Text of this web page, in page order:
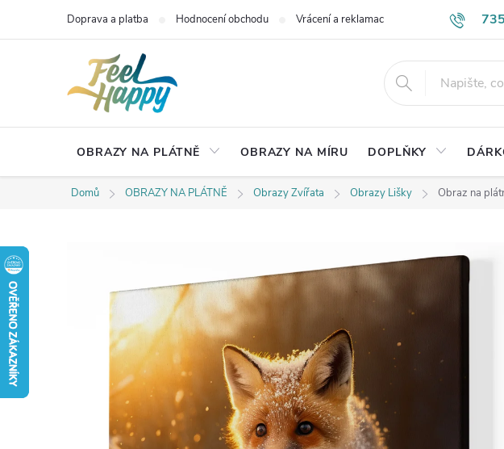
Doprava a platba Hodnocení obchodu Vrácení a reklamace Časté otázky
OBRAZY NA PLÁTNĚ OBRAZY NA MÍRU DOPLŇKY
Domů OBRAZY NA PLÁTNĚ Obrazy Zvířata Obrazy Lišky Obraz na